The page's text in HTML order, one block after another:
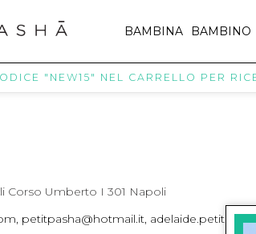
BAMBINA BAMBINO
"NEW15" NEL CARRELLO PER
Corso Umberto I 301 Napoli
petitpasha@hotmail.it,